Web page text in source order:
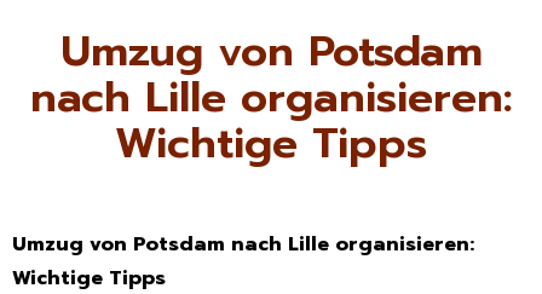
Umzug von Potsdam
nach Lille organisieren:
Wichtige Tipps
Umzug von Potsdam nach Lille organisieren:
Wichtige Tipps